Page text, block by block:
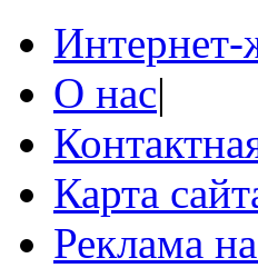
Интернет-
О нас|
Карта
Реклама